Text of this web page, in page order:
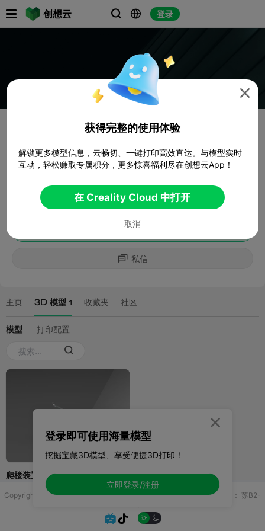
创想云   登录
Copyright © 2025 无锡控博科技有限公司 版权所有增值电信业务许可证： 苏B2-
 
登录即可使用海量模型
挖掘宝藏3D模型、享受便捷3D打印！
立即登录/注册


获得完整的使用体验
解锁更多模型信息，云畅切、一键打印高效直达。与模型实时
互动，轻松赚取专属积分，更多惊喜福利尽在创想云App！
在 Creality Cloud 中打开
取消